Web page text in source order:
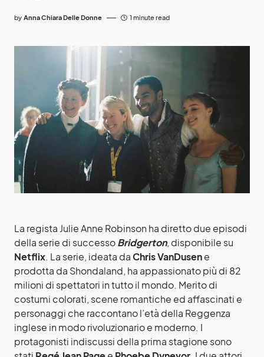
by Anna Chiara Delle Donne 1 minute read
La regista Julie Anne Robinson ha diretto due episodi
della serie di successoBridgerton, disponibile su
Netflix. La serie, ideata daChris VanDusene
prodotta da Shondaland, ha appassionato più di 82
milioni di spettatori in tutto il mondo. Merito di
costumi colorati, scene romantiche ed affascinati e
personaggi che raccontano l’età della Reggenza
inglese in modo rivoluzionario e moderno. I
protagonisti indiscussi della prima stagione sono